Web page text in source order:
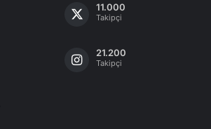
11.000
Takipçi
21.200
Takipçi